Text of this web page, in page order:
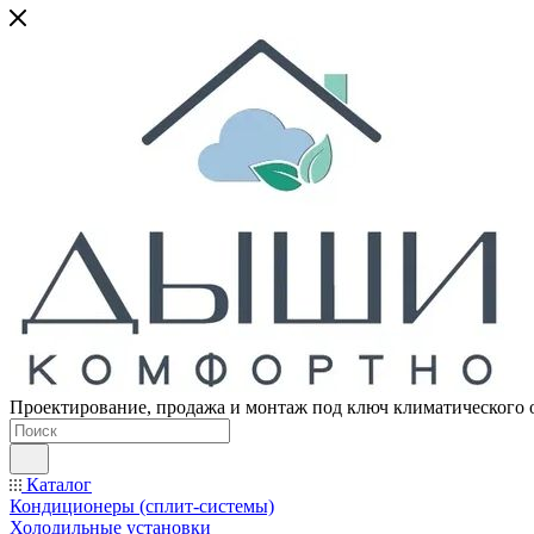
Проектирование, продажа и монтаж под ключ климатического
Каталог
Кондиционеры (сплит-системы)
Холодильные установки